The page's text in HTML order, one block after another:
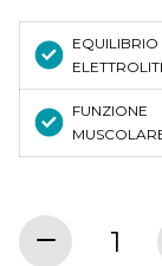
EQUILIBRIO
FUNZIONE